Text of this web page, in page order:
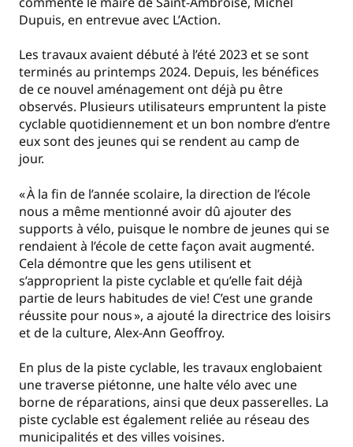
Dupuis, en entrevue avec L’Action.
Les travaux avaient débuté à l’été 2023 et se sont
terminés au printemps 2024. Depuis, les bénéfices
de ce nouvel aménagement ont déjà pu être
observés. Plusieurs utilisateurs empruntent la piste
cyclable quotidiennement et un bon nombre d’entre
eux sont des jeunes qui se rendent au camp de
jour.
« À la fin de l’année scolaire, la direction de l’école
nous a même mentionné avoir dû ajouter des
supports à vélo, puisque le nombre de jeunes qui se
rendaient à l’école de cette façon avait augmenté.
Cela démontre que les gens utilisent et
s’approprient la piste cyclable et qu’elle fait déjà
partie de leurs habitudes de vie! C’est une grande
réussite pour nous », a ajouté la directrice des loisirs
et de la culture, Alex-Ann Geoffroy.
En plus de la piste cyclable, les travaux englobaient
une traverse piétonne, une halte vélo avec une
borne de réparations, ainsi que deux passerelles. La
piste cyclable est également reliée au réseau des
municipalités et des villes voisines.